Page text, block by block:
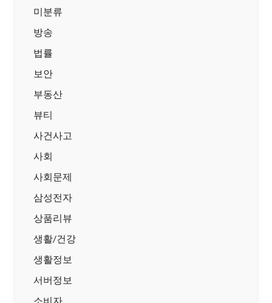
미분류
방송
법률
보안
부동산
뷰티
사건사고
사회
사회문제
삼성전자
상품리뷰
생활/건강
생활정보
서버정보
소비자